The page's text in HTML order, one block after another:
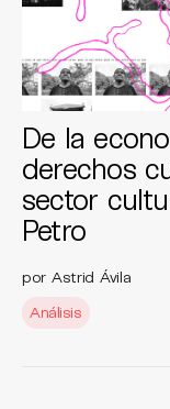
De la
derechos
sector
Petro
por Astrid Ávila
Análisis